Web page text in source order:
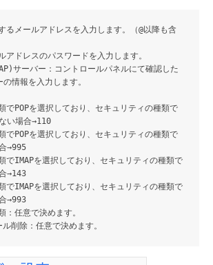
るメールアドレスを入力します。（@以降も含
アドレスのパスワードを入力します。
サーバー ：コントロールパネルにて確認した
情報を入力します。
でPOPを選択しており、セキュリティの種類で
い場合→110
でPOPを選択しており、セキュリティの種類で
→995
でIMAPを選択しており、セキュリティの種類で
→143
でIMAPを選択しており、セキュリティの種類で
→993
：任意で決めます。
ル削除 ：任意で決めます。